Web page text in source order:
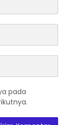
pada